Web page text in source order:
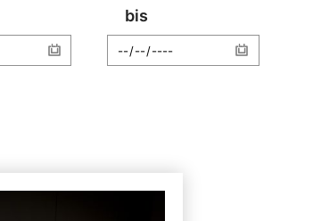
bis